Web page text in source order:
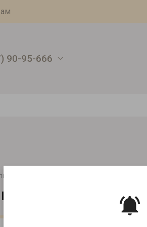
90-95-666
пакеты для чая